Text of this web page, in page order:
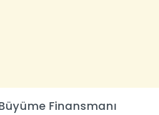
Finansmanı